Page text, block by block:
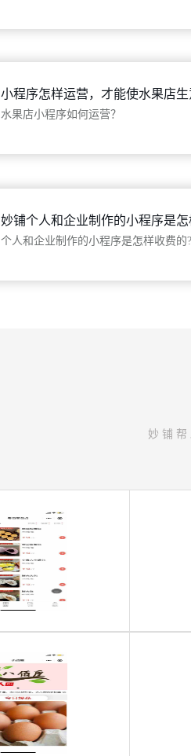
小程序怎样运营，才能使水果店生
水果店小程序如何运营？
妙铺个人和企业制作的小程序是怎
个人和企业制作的小程序是怎样收费的?
妙铺